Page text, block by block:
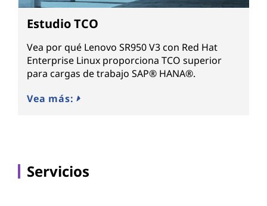
Estudio TCO
Vea por qué Lenovo SR950 V3 con Red Hat
Enterprise Linux proporciona TCO superior
para cargas de trabajo SAP® HANA®.
Vea más:
Servicios